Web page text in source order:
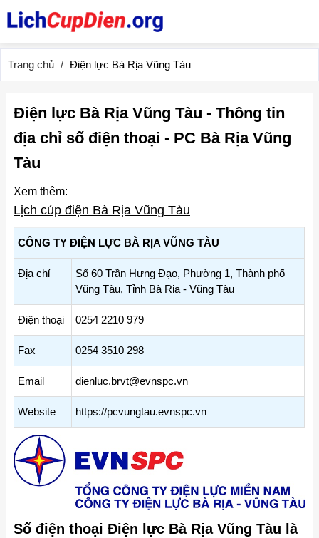
Trang chủ Điện lực Bà Rịa Vũng Tàu
Điện lực Bà Rịa Vũng Tàu - Thông tin
địa chỉ số điện thoại - PC Bà Rịa Vũng
Tàu
Xem thêm:
Lịch cúp điện Bà Rịa Vũng Tàu
CÔNG TY ĐIỆN LỰC BÀ RỊA VŨNG TÀU
Địa chỉ
Số 60 Trần Hưng Đạo, Phường 1, Thành phố
Vũng Tàu, Tỉnh Bà Rịa - Vũng Tàu
Điện thoại 0254 2210 979
Fax 0254 3510 298
Email dienluc.brvt@evnspc.vn
Website https://pcvungtau.evnspc.vn
Số điện thoại Điện lực Bà Rịa Vũng Tàu là